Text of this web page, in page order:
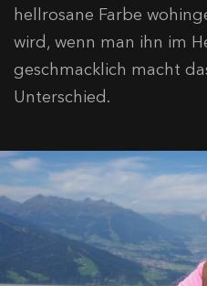
hellrosane Farbe
wird, wenn man ihn im
geschmacklich macht
Unterschied.